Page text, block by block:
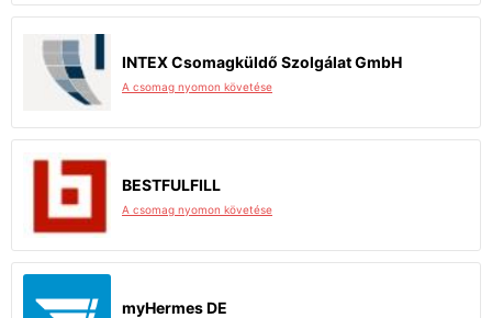
INTEX Csomagküldő Szolgálat GmbH
A csomag nyomon követése
BESTFULFILL
A csomag nyomon követése
myHermes DE